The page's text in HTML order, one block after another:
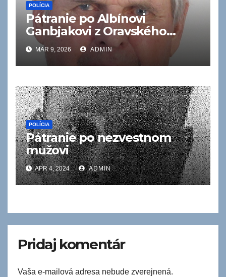
POLÍCIA
Pátranie po Albínovi
Ganbjakovi z Oravského
Veselého
MAR 9, 2026 ADMIN
POLÍCIA
Pátranie po nezvestnom
mužovi
APR 4, 2024 ADMIN
Pridaj komentár
Vaša e-mailová adresa nebude zverejnená.